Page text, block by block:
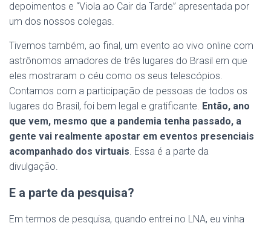
depoimentos e “Viola ao Cair da Tarde” apresentada por
um dos nossos colegas.
Tivemos também, ao final, um evento ao vivo online com
astrônomos amadores de três lugares do Brasil em que
eles mostraram o céu como os seus telescópios.
Contamos com a participação de pessoas de todos os
lugares do Brasil, foi bem legal e gratificante. Então, ano
que vem, mesmo que a pandemia tenha passado, a
gente vai realmente apostar em eventos presenciais
acompanhado dos virtuais. Essa é a parte da
divulgação.
E a parte da pesquisa?
Em termos de pesquisa, quando entrei no LNA, eu vinha